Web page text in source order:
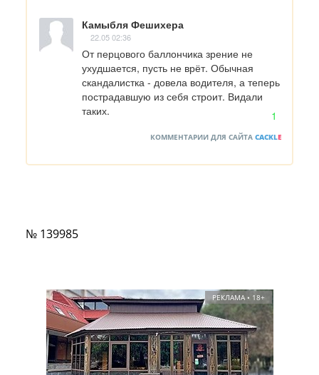
Камыбля Фешихера
22.05 02:36
От перцового баллончика зрение не
ухудшается, пусть не врёт. Обычная
скандалистка - довела водителя, а теперь
пострадавшую из себя строит. Видали
таких.
1
КОММЕНТАРИИ ДЛЯ САЙТА CACKLE
№ 139985
РЕКЛАМА • 18+